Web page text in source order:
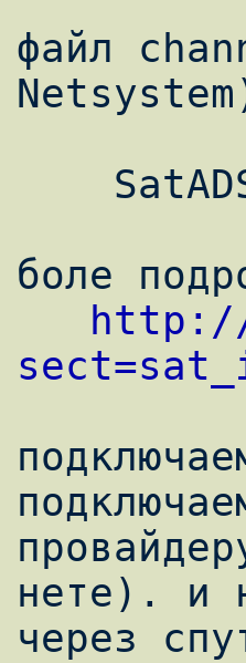
файл
боле
http://
нете). и
через